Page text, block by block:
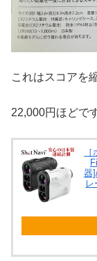
これはスコアを
22,000円ほどで
器